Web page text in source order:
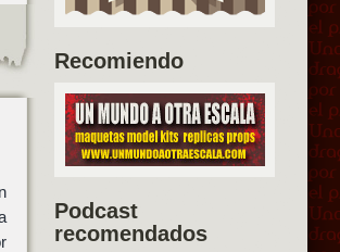
Recomiendo
Podcast
recomendados